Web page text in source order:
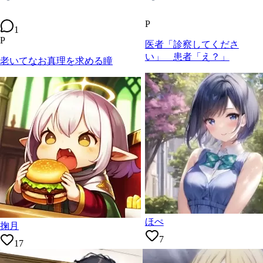
1
P
老いてなお真理を求める瞳
掬月
17
P
医者「診察してくださ
い」 患者「え？」
ほぺ
7